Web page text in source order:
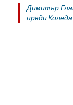
Димитър
преди Коледа